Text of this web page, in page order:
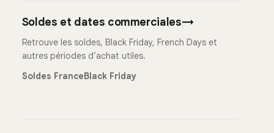
Soldes et dates commerciales→
Retrouve les soldes, Black Friday, French Days et
autres périodes d’achat utiles.
Soldes FranceBlack Friday